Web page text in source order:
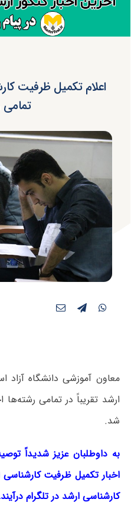
معاون آموزشی دانشگاه
ارشد تقریباً در تمامی
شد.
به داوطلبان عزیز شدیداً
اخبار تکمیل ظرفیت
کارشناسی ارشد در تلگرام